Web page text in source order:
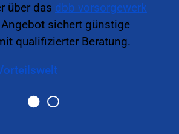
über das dbb vorsorgewerk
sichert günstige
qualifizierter Beratung.